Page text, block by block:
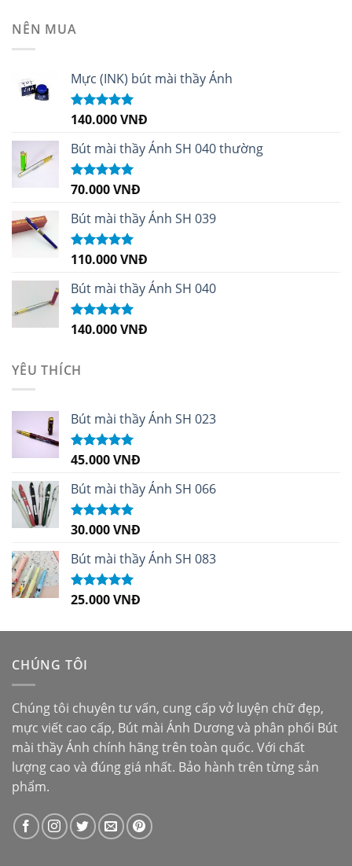
NÊN MUA
Mực (INK) bút mài thầy Ánh
Được xếp
sao
140.000VNĐ
Bút mài thầy Ánh SH 040 thường
Được xếp
sao
70.000VNĐ
Bút mài thầy Ánh SH 039
Được xếp
sao
110.000VNĐ
Bút mài thầy Ánh SH 040
Được xếp
140.000VNĐ
YÊU THÍCH
Bút mài thầy Ánh SH 023
Được xếp
sao
45.000VNĐ
Bút mài thầy Ánh SH 066
Được xếp
sao
30.000VNĐ
Bút mài thầy Ánh SH 083
Được xếp
25.000VNĐ
CHÚNG TÔI
Chúng tôi chuyên tư vấn, cung cấp vở luyện chữ đẹp,
mực viết cao cấp, Bút mài Ánh Dươngvà phân phối Bút
mài thầy Ánh chính hãng trên toàn quốc. Với chất
lượng cao và đúng giá nhất. Bảo hành trên từng sản
phẩm.